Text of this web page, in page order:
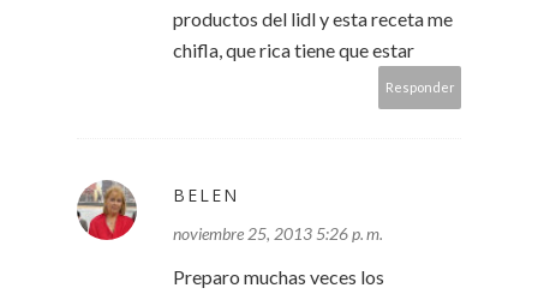
productos del lidl y esta receta me
chifla, que rica tiene que estar
Responder
BELEN
noviembre 25, 2013 5:26 p. m.
Preparo muchas veces los